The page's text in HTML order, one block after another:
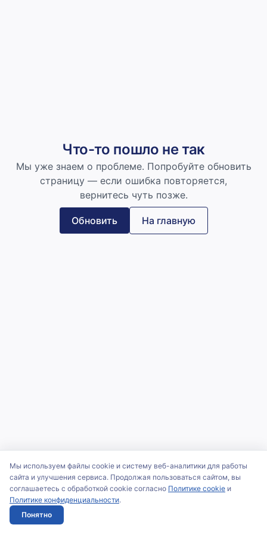
Что-то пошло не так
Мы уже знаем о проблеме. Попробуйте обновить
страницу — если ошибка повторяется,
вернитесь чуть позже.
Обновить На главную
Мы используем файлы cookie и систему веб-аналитики для работы
сайта и улучшения сервиса. Продолжая пользоваться сайтом, вы
соглашаетесь с обработкой cookie согласно Политике cookie и
Политике конфиденциальности.
Понятно